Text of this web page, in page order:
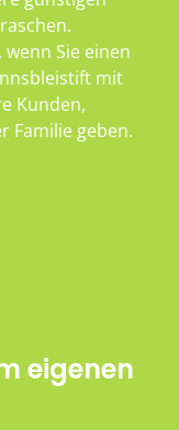
Sie einen
mit
Kunden,
Familie geben.
eigenen